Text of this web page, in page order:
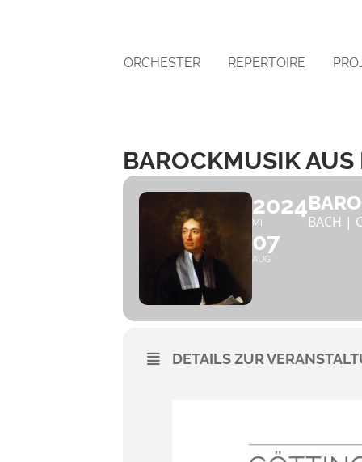
ORCHESTER REPERTOIRE
BAROCKMUSIK
2024
MI
07
AUG
BACH |
DETAILS ZUR